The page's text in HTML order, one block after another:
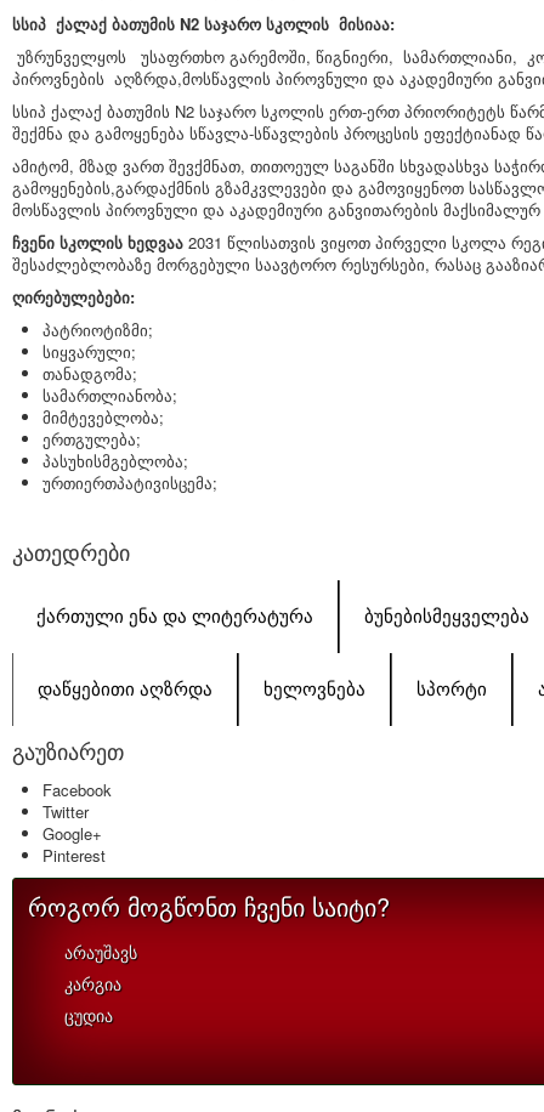
სსიპ ქალაქ ბათუმის N2 საჯარო სკოლის მისიაა:
უზრუნველყოს უსაფრთხო გარემოში, წიგნიერი, სამართლიანი,
პიროვნების აღზრდა,მოსწავლის პიროვნული და აკადემიური
სსიპ ქალაქ ბათუმის N2 საჯარო სკოლის ერთ-ერთ პრიორიტეტს
შექმნა და გამოყენება სწავლა-სწავლების პროცესის ეფექტიანად
ამიტომ, მზად ვართ შევქმნათ, თითოეულ საგანში სხვადასხვა
გამოყენების,გარდაქმნის გზამკვლევები და გამოვიყენოთ
მოსწავლის პიროვნული და აკადემიური განვითარების
ჩვენი სკოლის ხედვაა 2031 წლისათვის ვიყოთ პირველი სკოლა
შესაძლებლობაზე მორგებული საავტორო რესურსები, რასაც
ღირებულებები:
პატრიოტიზმი;
სიყვარული;
თანადგომა;
სამართლიანობა;
მიმტევებლობა;
ერთგულება;
პასუხისმგებლობა;
ურთიერთპატივისცემა;
კათედრები
ᲥᲐᲠᲗᲣᲚᲘ ᲔᲜᲐ ᲓᲐ ᲚᲘᲢᲔᲠᲐᲢᲣᲠᲐ ᲑᲣᲜᲔᲑᲘᲡᲛᲔᲧᲕᲔᲚᲔᲑᲐ
ᲓᲐᲬᲧᲔᲑᲘᲗᲘ ᲐᲦᲖᲠᲓᲐ ᲮᲔᲚᲝᲕᲜᲔᲑᲐ ᲡᲞᲝᲠᲢᲘ
გაუზიარეთ
Facebook
Twitter
Google+
Pinterest
როგორ მოგწონთ ჩვენი საიტი?
არაუშავს
კარგია
ცუდია